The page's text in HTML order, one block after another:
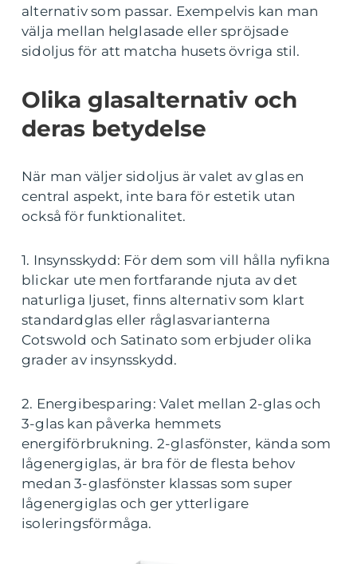
alternativ som passar. Exempelvis kan man
välja mellan helglasade eller spröjsade
sidoljus för att matcha husets övriga stil.
Olika glasalternativ och
deras betydelse
När man väljer sidoljus är valet av glas en
central aspekt, inte bara för estetik utan
också för funktionalitet.
1. Insynsskydd: För dem som vill hålla nyfikna
blickar ute men fortfarande njuta av det
naturliga ljuset, finns alternativ som klart
standardglas eller råglasvarianterna
Cotswold och Satinato som erbjuder olika
grader av insynsskydd.
2. Energibesparing: Valet mellan 2-glas och
3-glas kan påverka hemmets
energiförbrukning. 2-glasfönster, kända som
lågenergiglas, är bra för de flesta behov
medan 3-glasfönster klassas som super
lågenergiglas och ger ytterligare
isoleringsförmåga.